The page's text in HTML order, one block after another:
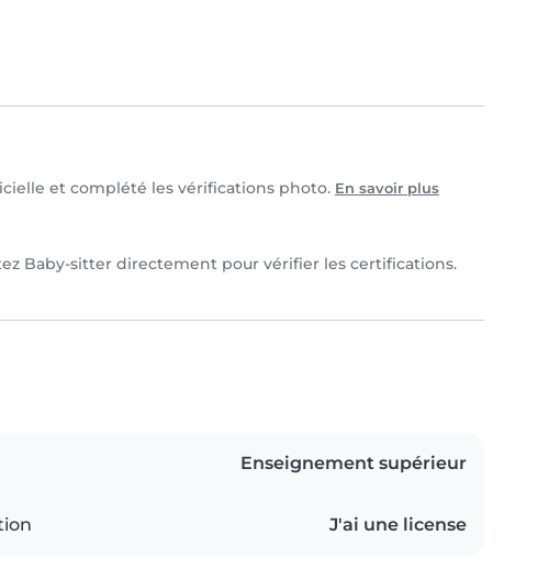
et complété les vérifications photo. En savoir plus
Baby-sitter directement pour vérifier les certifications.
Enseignement supérieur
J'ai une license